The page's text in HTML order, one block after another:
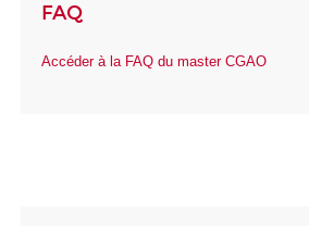
FAQ
Accéder à la FAQ du master CGAO